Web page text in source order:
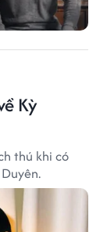
Kỳ
thú khi có